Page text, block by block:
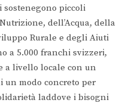
sostenegono piccoli
dell’Acqua, della
Rurale e degli Aiuti
a 5.000 franchi svizzeri,
a livello locale con un
un modo concreto per
laddove i bisogni